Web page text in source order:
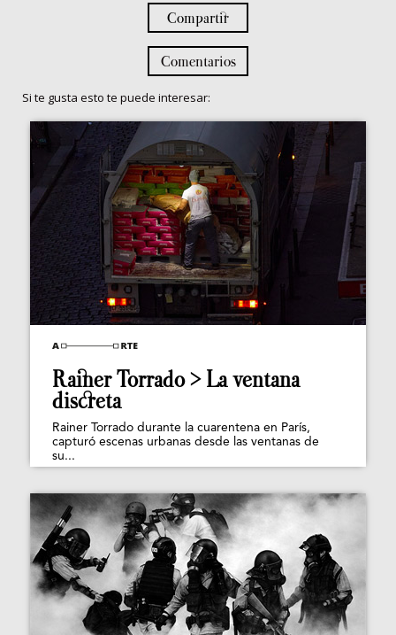
Compartir
Comentarios
Si te gusta esto te puede interesar:
Rainer Torrado > La ventana
discreta
Rainer Torrado durante la cuarentena en París,
capturó escenas urbanas desde las ventanas de
su...